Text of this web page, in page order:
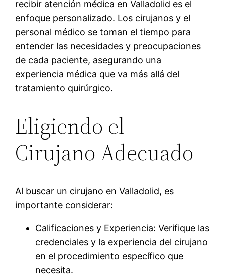
recibir atención médica en Valladolid es el
enfoque personalizado. Los cirujanos y el
personal médico se toman el tiempo para
entender las necesidades y preocupaciones
de cada paciente, asegurando una
experiencia médica que va más allá del
tratamiento quirúrgico.
Eligiendo el
Cirujano Adecuado
Al buscar un cirujano en Valladolid, es
importante considerar:
Calificaciones y Experiencia: Verifique las
credenciales y la experiencia del cirujano
en el procedimiento específico que
necesita.